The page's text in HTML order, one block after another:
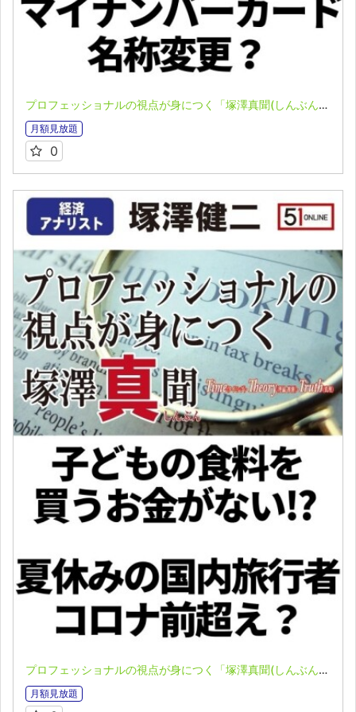
プロフェッショナルの視点が身につく「塚澤真聞(しんぶん)」(2023.07.03)
月額見放題
0
プロフェッショナルの視点が身につく「塚澤真聞(しんぶん)」(2023.07.10)
月額見放題